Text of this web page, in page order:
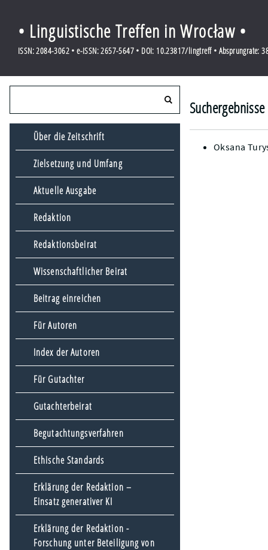
• Linguistische Treffen in Wrocław •
ISSN: 2084-3062 • e-ISSN: 2657-5647 • DOI: 10.23817/lingtreff • Absprungrate:
Über die Zeitschrift
Zielsetzung und Umfang
Aktuelle Ausgabe
Redaktion
Redaktionsbeirat
Wissenschaftlicher Beirat
Beitrag einreichen
Für Autoren
Index der Autoren
Für Gutachter
Gutachterbeirat
Begutachtungsverfahren
Ethische Standards
Erklärung der Redaktion –
Einsatz generativer KI
Erklärung der Redaktion -
Forschung unter Beteiligung von
Oksana